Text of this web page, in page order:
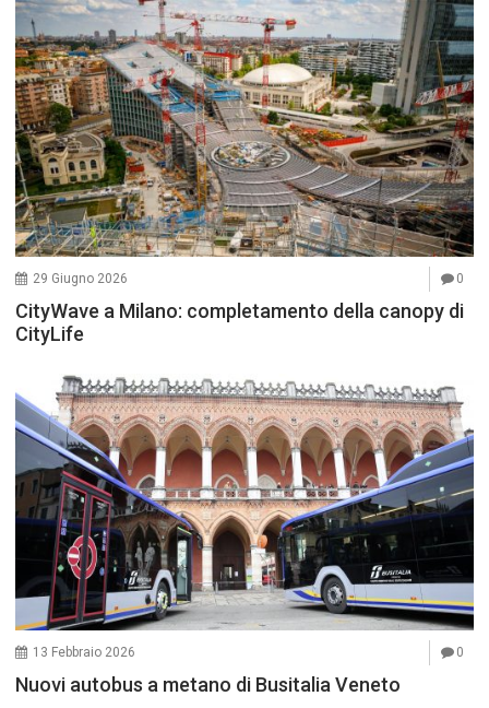
29 Giugno 2026 0
CityWave a Milano: completamento della canopy di
CityLife
13 Febbraio 2026 0
Nuovi autobus a metano di Busitalia Veneto